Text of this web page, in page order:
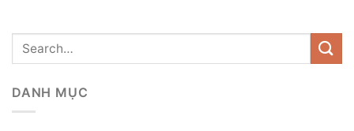
DANH MỤC